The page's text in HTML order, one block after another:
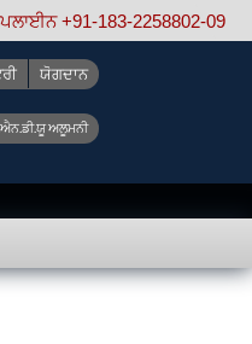
+91-183-2258802-09
ਯੋਗਦਾਨ
ਅਲੂਮਨੀ